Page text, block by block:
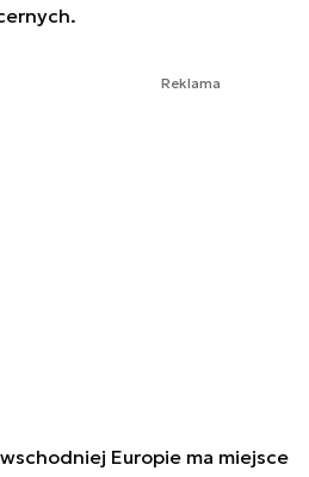
Reklama
Europie ma miejsce